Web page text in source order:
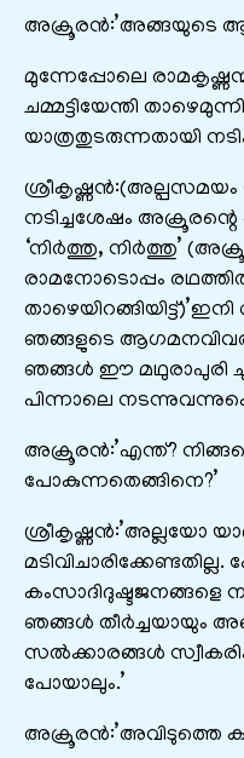
അക്രൂരൻ:’അങ്ങയുടെ
മുന്നേപ്പോലെ
ചമ്മട്ടിയേന്തി
യാത്രതുടരുന്നതായി
ശ്രീകൃഷ്ണൻ:(അല്പസമയം
നടിച്ചശേഷം അക്രൂരന്റെ
‘നിർത്തു, നിർത്തു’
രാമനോടൊപ്പം
ഞങ്ങളുടെ ആഗമനവിവരം
ഞങ്ങൾ ഈ മഥുരാപുരി
പിന്നാലെ
അക്രൂരൻ:’എന്ത്?
പോകുന്നതെങ്ങിനെ?’
ശ്രീകൃഷ്ണൻ:’അല്ലയോ
കംസാദിദുഷ്ടജനങ്ങളെ
ഞങ്ങൾ തീർച്ചയായും
സൽക്കാരങ്ങൾ
പോയാലും.’
അക്രൂരൻ:’അവിടുത്തെ